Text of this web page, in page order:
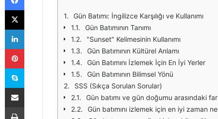
Gün Batımı: İngilizce Karşılığı ve Kullanımı
Gün Batımının Tanımı
"Sunset" Kelimesinin Kullanımı
Gün Batımının Kültürel Anlamı
Gün Batımını İzlemek İçin En İyi Yerler
Gün Batımının Bilimsel Yönü
SSS (Sıkça Sorulan Sorular)
Gün batımı ve gün doğumu arasındaki
Gün batımını izlemek için en iyi zaman
X
LinkedIn
Pinterest
Skype
E-Posta ile paylaş